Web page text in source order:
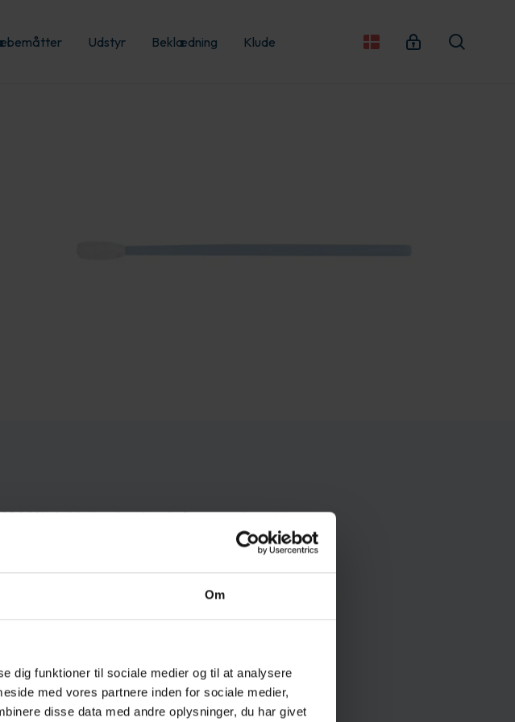
Om
dig funktioner til sociale medier og til at analysere
med vores partnere inden for sociale medier,
disse data med andre oplysninger, du har givet
Udstyr Beklædning Klude
100% strikket polyesterstof, som er termisk
er lavet af renrumsvasket, dobbeltlags
er termisk forseglet og fastgjort uden
en tynd spids. Vatpinden er holdbar,
og rester.